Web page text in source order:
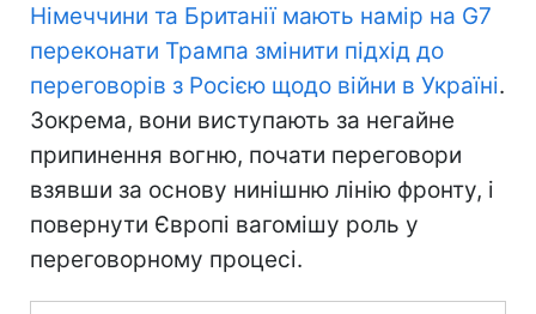
Німеччини та Британії мають намір на G7
переконати Трампа змінити підхід до
переговорів з Росією щодо війни в Україні.
Зокрема, вони виступають за негайне
припинення вогню, почати переговори
взявши за основу нинішню лінію фронту, і
повернути Європі вагомішу роль у
переговорному процесі.